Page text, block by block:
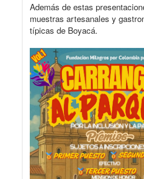
Además de estas
muestras artesanales y
típicas de Boyacá.